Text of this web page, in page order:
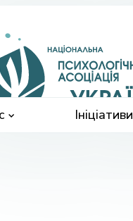
Ініціативи